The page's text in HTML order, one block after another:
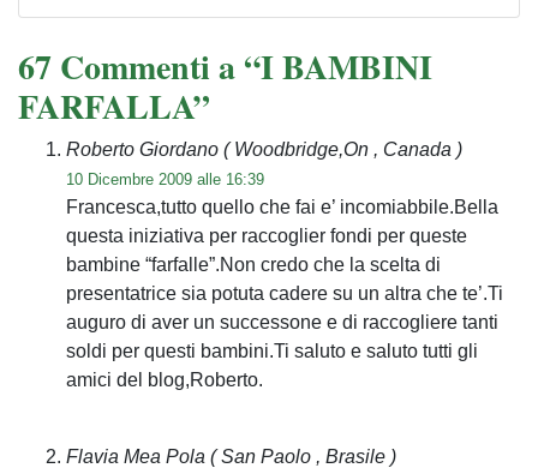
67 Commenti a “I BAMBINI
FARFALLA”
Roberto Giordano ( Woodbridge,On , Canada )
10 Dicembre 2009 alle 16:39
Francesca,tutto quello che fai e’ incomiabbile.Bella
questa iniziativa per raccoglier fondi per queste
bambine “farfalle”.Non credo che la scelta di
presentatrice sia potuta cadere su un altra che te’.Ti
auguro di aver un successone e di raccogliere tanti
soldi per questi bambini.Ti saluto e saluto tutti gli
amici del blog,Roberto.
Flavia Mea Pola ( San Paolo , Brasile )